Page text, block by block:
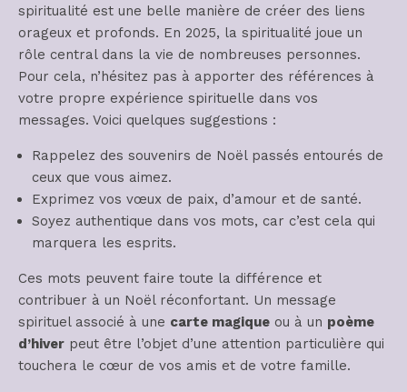
spiritualité est une belle manière de créer des liens
orageux et profonds. En 2025, la spiritualité joue un
rôle central dans la vie de nombreuses personnes.
Pour cela, n’hésitez pas à apporter des références à
votre propre expérience spirituelle dans vos
messages. Voici quelques suggestions :
Rappelez des souvenirs de Noël passés entourés de
ceux que vous aimez.
Exprimez vos vœux de paix, d’amour et de santé.
Soyez authentique dans vos mots, car c’est cela qui
marquera les esprits.
Ces mots peuvent faire toute la différence et
contribuer à un Noël réconfortant. Un message
spirituel associé à une carte magique ou à un poème
d’hiver peut être l’objet d’une attention particulière qui
touchera le cœur de vos amis et de votre famille.